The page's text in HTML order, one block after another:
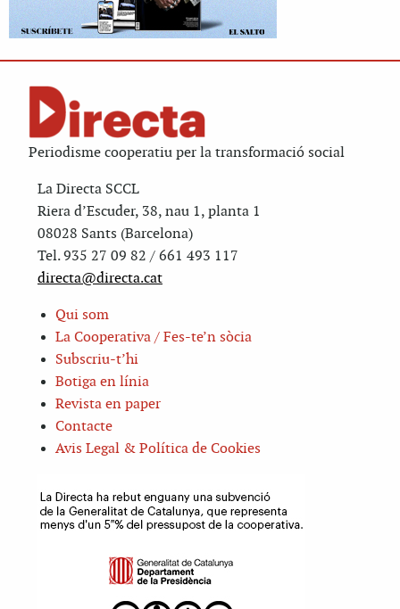
Periodisme cooperatiu per la transformació social
La Directa SCCL
Riera d’Escuder, 38, nau 1, planta 1
08028 Sants (Barcelona)
Tel. 935 27 09 82 / 661 493 117
directa@directa.cat
Qui som
La Cooperativa / Fes-te’n sòcia
Subscriu-t’hi
Botiga en línia
Revista en paper
Contacte
Avis Legal & Política de Cookies